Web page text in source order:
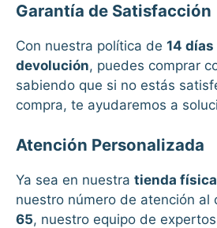
Garantía de Satisfacción
Con nuestra política de 14
devolución, puedes comprar
sabiendo que si no estás
compra, te ayudaremos a
Atención Personalizada
Ya sea en nuestra tienda física
nuestro número de atención al
65, nuestro equipo de